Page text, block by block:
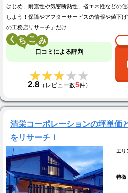
はじめ、耐震性や気密断熱性、省エネ性などの
しよう！保障やアフターサービスの情報や値下
の工務店リサーチ」だけ…
く こ
口コミによる評判
★★★★★
★★★★★
2.8（レビュー数5件）
清栄コーポレーションの坪単価
をリサーチ！
エリ
特徴